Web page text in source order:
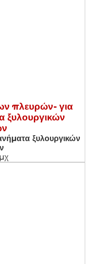
πλευρών- για
ξυλουργικών
ξυλουργικών